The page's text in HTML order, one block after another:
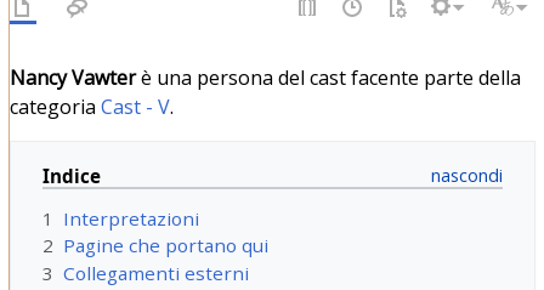
Nancy Vawterè una persona del cast facente parte della
categoria Cast - V.
Indice
1
Interpretazioni
2 Pagine che portano qui
3 Collegamenti esterni